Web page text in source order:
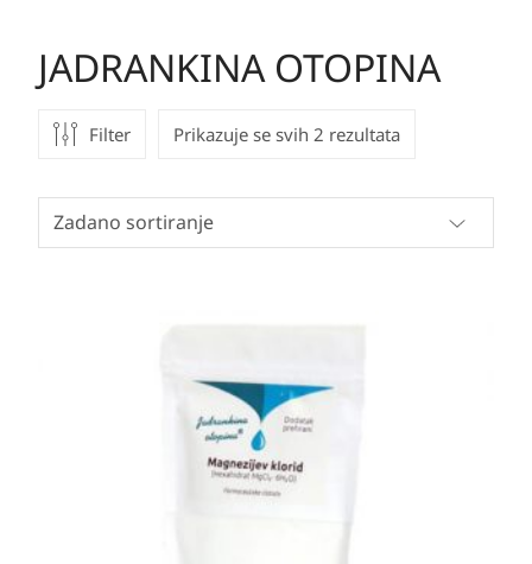
JADRANKINA OTOPINA
Filter Prikazuje se svih 2 rezultata